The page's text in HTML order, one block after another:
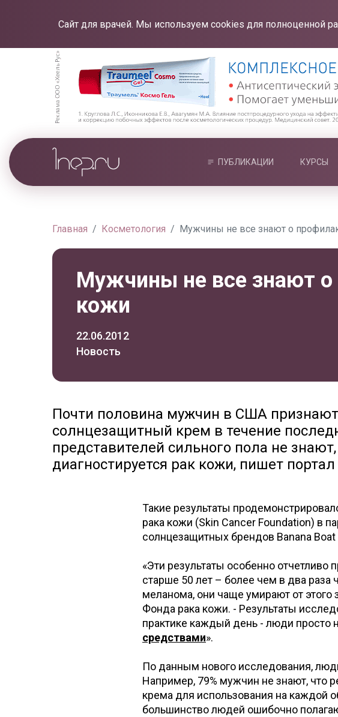
Сайт для врачей. Мы используем cookies для полноценной
ПУБЛИКАЦИИ КУРСЫ
Главная Косметология Мужчины не все знают о
Мужчины не все знают о
кожи
22.06.2012
Новость
Почти половина мужчин в США
солнцезащитный крем в течение
представителей сильного пола не
диагностируется рак кожи, пишет
Такие результаты
рака кожи (Skin Cancer Foundation) в
солнцезащитных брендов Banana Boat
«Эти результаты особенно отчетливо
старше 50 лет – более чем в два
меланома, они чаще умирают от этого
Фонда рака кожи. - Результаты
практике каждый день - люди просто
средствами».
По данным нового исследования,
Например, 79% мужчин не знают, что
крема для использования на каждой
большинство людей ошибочно